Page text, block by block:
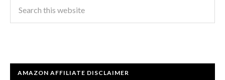
AMAZON AFFILIATE DISCLAIMER